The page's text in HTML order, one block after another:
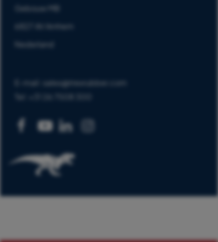
Gebouw MB
6827 AV Arnhem
Nederland
E-mail: sales@trexrubber.com